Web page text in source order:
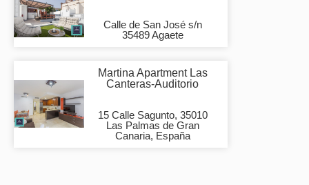
Calle de San José s/n
35489 Agaete
Martina Apartment Las
Canteras-Auditorio
15 Calle Sagunto, 35010
Las Palmas de Gran
Canaria, España